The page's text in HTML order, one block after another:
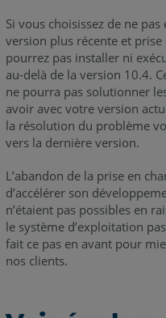
Si vous choisissez de ne
version plus récente et
pourrez pas installer ni
au-delà de la version 10.4.
ne pourra pas solutionner
avoir avec votre version
la résolution du problème
vers la dernière version.
L’abandon de la prise en
d’accélérer son
n’étaient pas possibles en
le système d’exploitation
fait ce pas en avant pour
nos clients.